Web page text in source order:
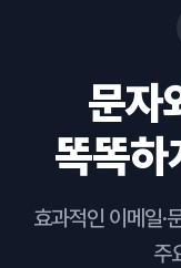
문자
똑똑
효과적인 이메일·
주